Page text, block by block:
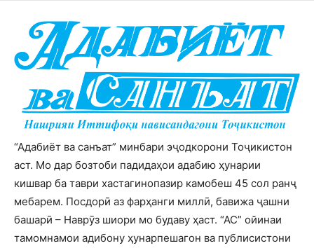
“Адабиёт ва санъат” минбари эҷодкорони Тоҷикистон
аст. Мо дар бозтоби падидаҳои адабию ҳунарии
кишвар ба таври хастагинопазир камобеш 45 сол ранҷ
мебарем. Посдорӣ аз фарҳанги миллӣ, бавижа ҷашни
башарӣ – Наврӯз шиори мо будаву ҳаст. “АС” ойинаи
тамомнамои адибону ҳунарпешагон ва публисистони